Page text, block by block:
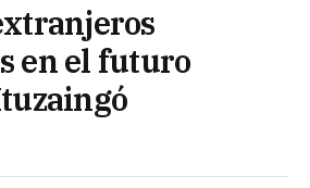
en el futuro